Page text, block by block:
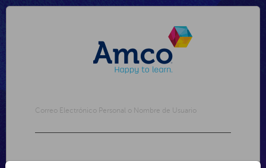
Correo Electrónico Personal o Nombre de Usuario